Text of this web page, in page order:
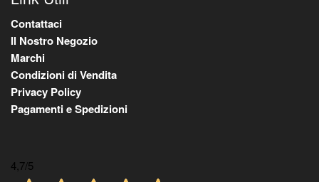
Contattaci
Il Nostro Negozio
Marchi
Condizioni di Vendita
Privacy Policy
Pagamenti e Spedizioni
4,7/5